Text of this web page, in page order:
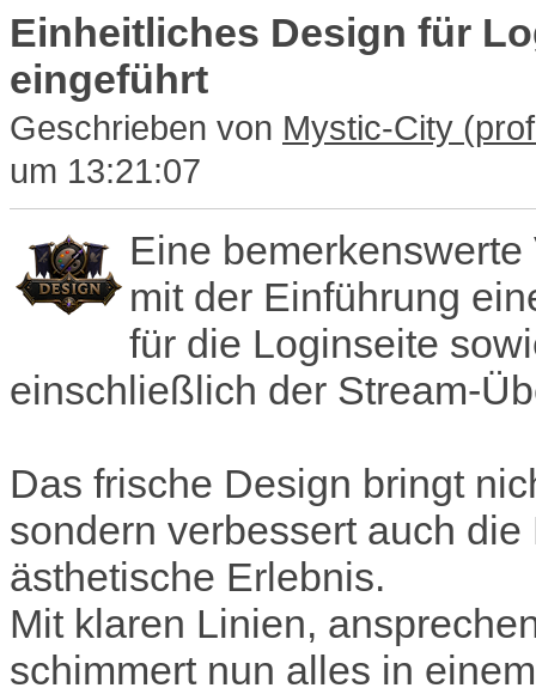
Einheitliches Design für
eingeführt
Geschrieben von Mystic-City
um 13:21:07
Eine
mit der Einführung
für die Loginseite
einschließlich der Stream-
Das frische Design bringt
sondern verbessert auch
ästhetische Erlebnis.
Mit klaren Linien,
schimmert nun alles in